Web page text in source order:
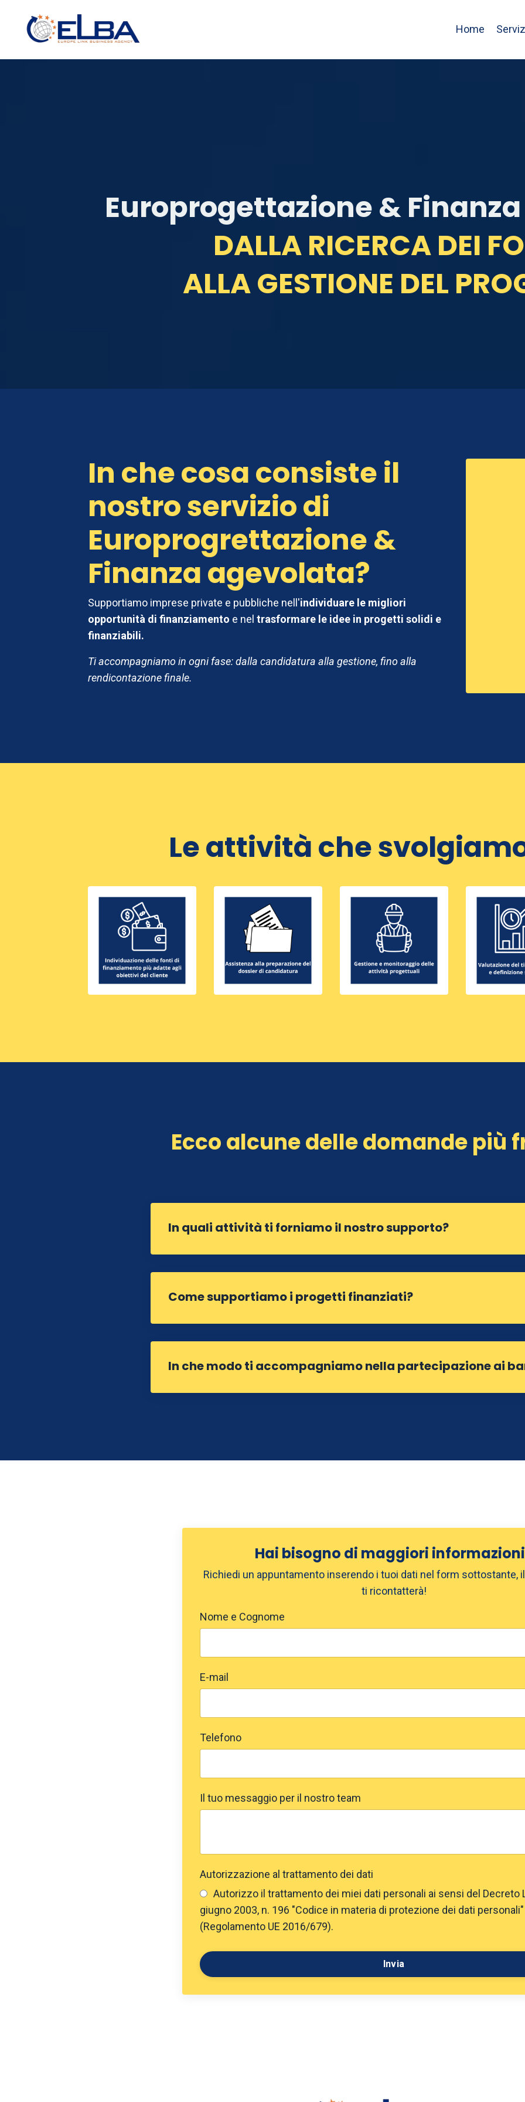
Home
Europrogettazione &
DALLA RICERCA DEI
ALLA GESTIONE DEL
In che cosa consiste il
nostro servizio di
Europrogrettazione &
Finanza agevolata?
Supportiamo imprese private e pubbliche nell'individuare le migliori
opportunità di finanziamento e nel trasformare le idee in progetti solidi e
finanziabili.
Ti accompagniamo in ogni fase: dalla candidatura alla gestione, fino alla
rendicontazione finale.
Le attività che
Ecco alcune delle domande più
In quali attività ti forniamo il nostro supporto?
Come supportiamo i progetti finanziati?
In che modo ti accompagniamo nella partecipazione ai
Hai bisogno di maggiori
Richiedi un appuntamento inserendo i tuoi dati nel form sottostante,
ti ricontatterà!
Nome e Cognome
E-mail
Telefono
Il tuo messaggio per il nostro team
Autorizzazione al trattamento dei dati
Autorizzo il trattamento dei miei dati personali ai sensi del Decreto
giugno 2003, n. 196 "Codice in materia di protezione dei dati personali"
(Regolamento UE 2016/679).
Invia